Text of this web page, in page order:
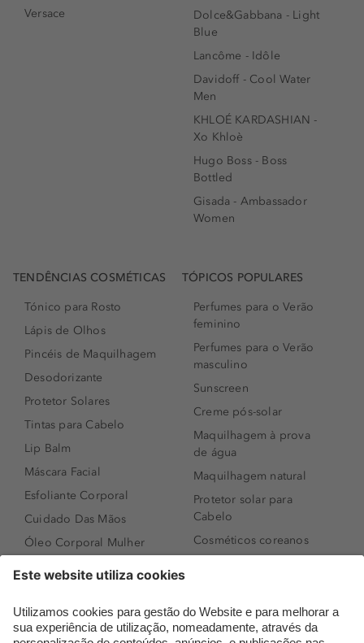
Versace
Dolce&Gabbana - Light
Blue
Lancôme - Idôle
Davidoff - Cool Water
Men
KHLOÉ KARDASHIAN -
Xo Khloè
Hugo Boss - Boss
Bottled
Gisada - Ambassador
Women
TENDÊNCIAS COSMÉTICAS
Tónico para Rosto
Lápis de Olhos
Pincéis de Maquilhagem
Desodorizante
Protetor Solares
Tintas para Cabelo
Lip Balm
Máscara Facial
Esfoliante Corporal
Cuidado Das Mãos
Óleo Corporal Mulher
Sérum de Rosto
Body mist & Spray
TÓPICOS POPULARES
Perfumes para o Verão
feminino
Perfumes para o Verão
masculino
Sunscreen
Creme pós-solar
Maquilhagem à prova
de água
Maquilhagem natural
Protetor solar para
Cabelo
Cosméticos coreanos
Perfumes árabes
Novidades